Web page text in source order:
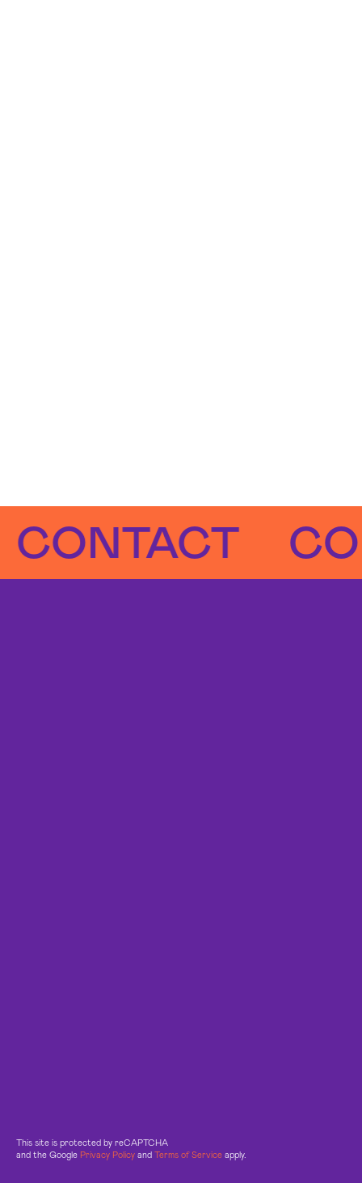
This site is protected by reCAPTCHA
and the Google Privacy Policy and Terms of Service apply.